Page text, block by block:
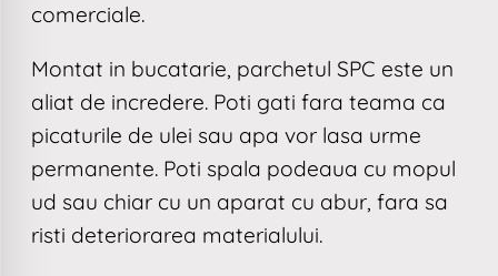
comerciale.
Montat in bucatarie, parchetul SPC este un
aliat de incredere. Poti gati fara teama ca
picaturile de ulei sau apa vor lasa urme
permanente. Poti spala podeaua cu mopul
ud sau chiar cu un aparat cu abur, fara sa
risti deteriorarea materialului.